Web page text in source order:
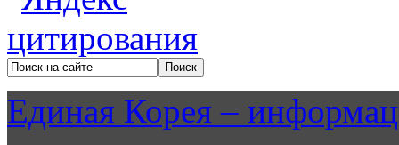
Единая Корея –